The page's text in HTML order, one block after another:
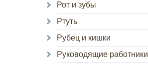
Рот и зубы
Ртуть
Рубец и кишки
Руководящие работники